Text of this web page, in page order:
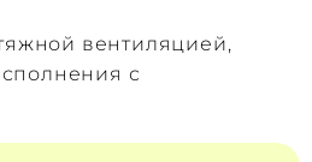
вентиляцией,
с